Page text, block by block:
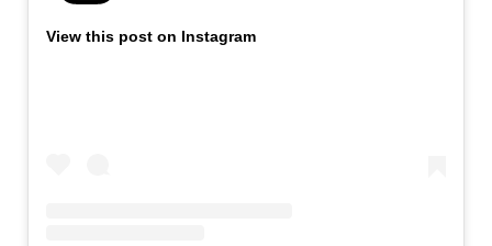
View this post on Instagram